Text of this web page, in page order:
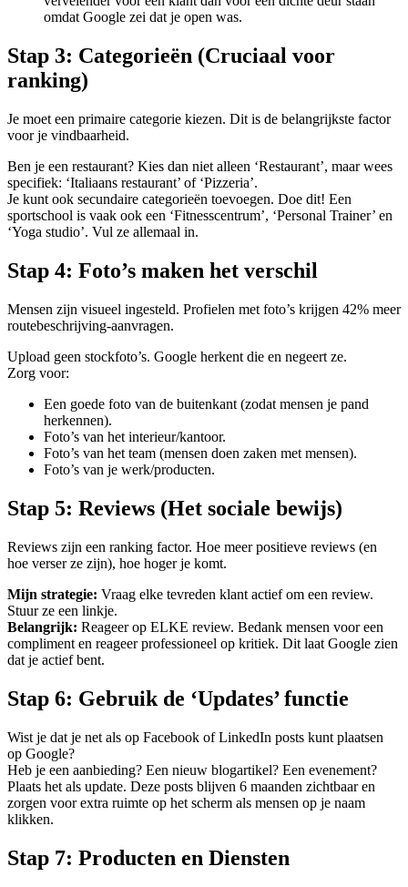
omdat Google zei dat je open was.
Stap 3: Categorieën (Cruciaal voor
ranking)
Je moet een primaire categorie kiezen. Dit is de belangrijkste factor
voor je vindbaarheid.
Ben je een restaurant? Kies dan niet alleen ‘Restaurant’, maar wees
specifiek: ‘Italiaans restaurant’ of ‘Pizzeria’.
Je kunt ook secundaire categorieën toevoegen. Doe dit! Een
sportschool is vaak ook een ‘Fitnesscentrum’, ‘Personal Trainer’ en
‘Yoga studio’. Vul ze allemaal in.
Stap 4: Foto’s maken het verschil
Mensen zijn visueel ingesteld. Profielen met foto’s krijgen 42% meer
routebeschrijving-aanvragen.
Upload geen stockfoto’s. Google herkent die en negeert ze.
Zorg voor:
Een goede foto van de buitenkant (zodat mensen je pand
herkennen).
Foto’s van het interieur/kantoor.
Foto’s van het team (mensen doen zaken met mensen).
Foto’s van je werk/producten.
Stap 5: Reviews (Het sociale bewijs)
Reviews zijn een ranking factor. Hoe meer positieve reviews (en
hoe verser ze zijn), hoe hoger je komt.
Mijn strategie: Vraag elke tevreden klant actief om een review.
Stuur ze een linkje.
Belangrijk: Reageer op ELKE review. Bedank mensen voor een
compliment en reageer professioneel op kritiek. Dit laat Google zien
dat je actief bent.
Stap 6: Gebruik de ‘Updates’ functie
Wist je dat je net als op Facebook of LinkedIn posts kunt plaatsen
op Google?
Heb je een aanbieding? Een nieuw blogartikel? Een evenement?
Plaats het als update. Deze posts blijven 6 maanden zichtbaar en
zorgen voor extra ruimte op het scherm als mensen op je naam
klikken.
Stap 7: Producten en Diensten